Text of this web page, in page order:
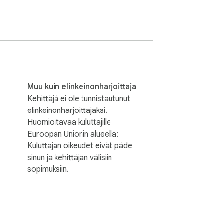
huomattavan yksinkertaisena. Valitse
visuaalista järjestämistä.
post-it-muistioissa. Tallenna usein
mikä tekee ajatusten,
Muu kuin elinkeinonharjoittaja
Kehittäjä ei ole tunnistautunut
elinkeinonharjoittajaksi.
Huomioitavaa kuluttajille
Euroopan Unionin alueella:
Kuluttajan oikeudet eivät päde
sinun ja kehittäjän välisiin
sopimuksiin.